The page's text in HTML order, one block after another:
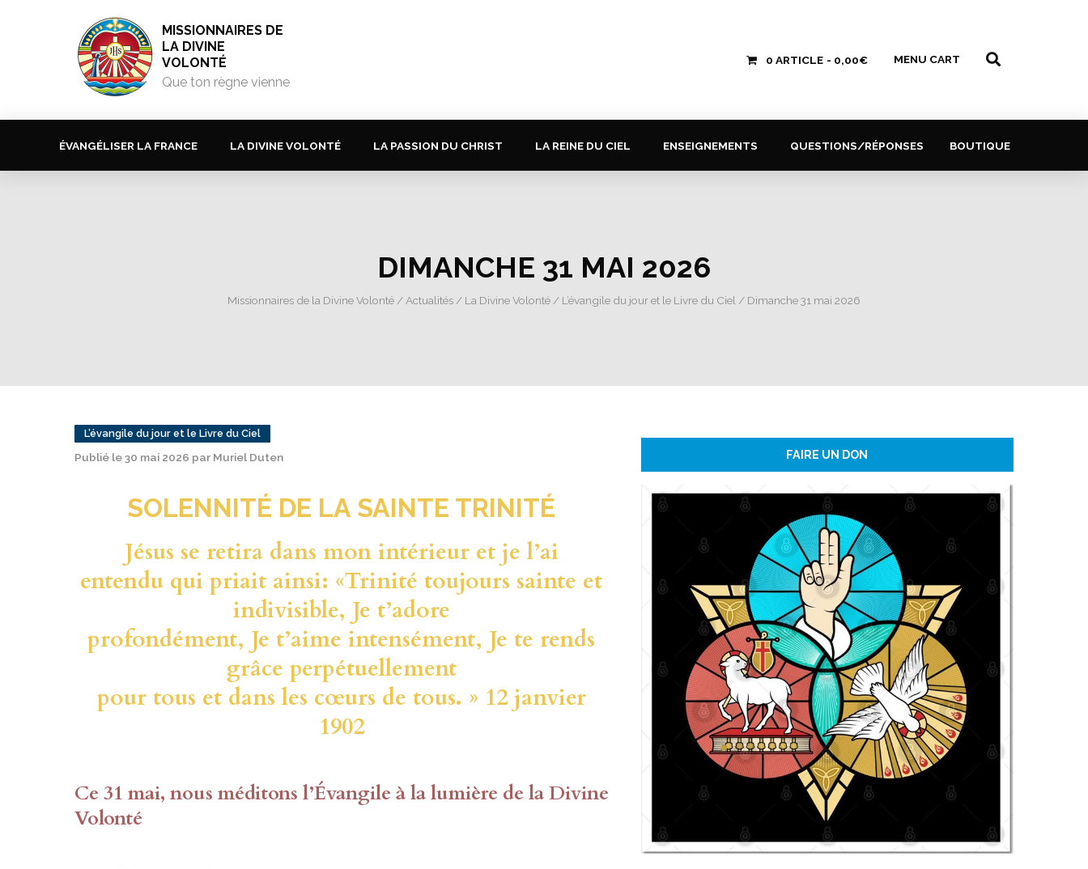
MISSIONNAIRES DE
LA DIVINE
VOLONTÉ
Que ton règne vienne
0 ARTICLE 0,00€ MENU CART
ÉVANGÉLISER LA FRANCE LA DIVINE VOLONTÉ LA PASSION DU CHRIST LA REINE DU CIEL ENSEIGNEMENTS QUESTIONS/RÉPONSES BOUTIQUE
DIMANCHE 31 MAI 2026
Missionnaires de la Divine Volonté / Actualités / La Divine Volonté / L’évangile du jour et le Livre du Ciel / Dimanche 31 mai 2026
L’évangile du jour et le Livre du Ciel
Publié le 30 mai 2026 par Muriel Duten
SOLENNITÉ DE LA SAINTE TRINITÉ
Jésus se retira dans mon intérieur et je l’ai
entendu qui priait ainsi: «Trinité toujours sainte et
indivisible, Je t’adore
profondément, Je t’aime intensément, Je te rends
grâce perpétuellement
pour tous et dans les cœurs de tous. » 12 janvier
1902
Ce 31 mai, nous méditons l’Évangile à la lumière de la Divine
Volonté
FAIRE UN DON